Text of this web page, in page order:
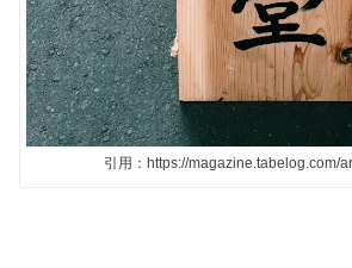
引用：https://magazine.tabelog.com/